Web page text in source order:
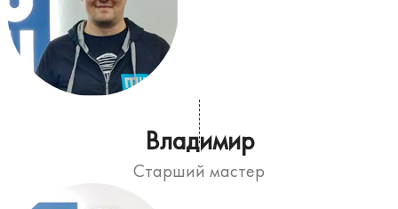
Владимир
Старший мастер